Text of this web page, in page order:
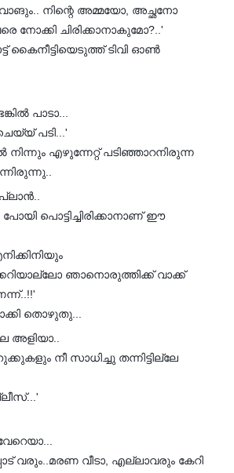
വാങും.. നിന്റെ അമ്മയോ, അച്ഛനോ
നോക്കി ചിരിക്കാനാകുമോ?..'
കൈനീട്ടിയെടുത്ത് ടിവി ഓൺ
പാടാ...
പടി...'
എഴുന്നേറ്റ് പടിഞ്ഞാറനിരുന്ന
പോയി പൊട്ടിച്ചിരിക്കാനാണ് ഈ
ഞാനൊരുത്തിക്ക് വാക്ക്
തൊഴുതു...
നീ സാധിച്ചു തന്നിട്ടില്ലേ
വരും..മരണ വീടാ, എല്ലാവരും കേറി